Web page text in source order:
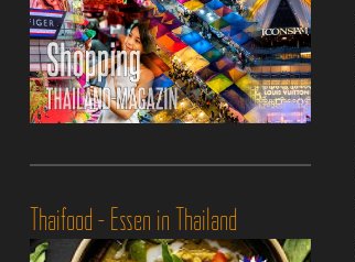
Thaifood - Essen in Thailand